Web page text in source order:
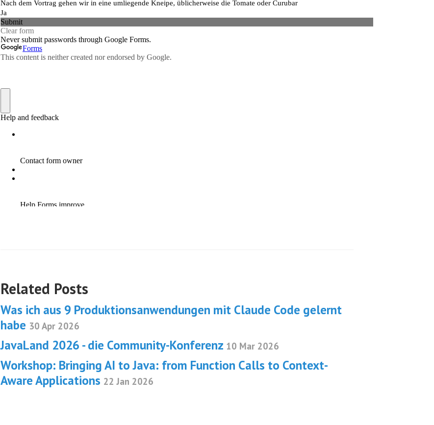
Related Posts
Was ich aus 9 Produktionsanwendungen mit Claude Code gelernt
habe 30 Apr 2026
JavaLand 2026 - die Community-Konferenz 10 Mar 2026
Workshop: Bringing AI to Java: from Function Calls to Context-
Aware Applications 22 Jan 2026